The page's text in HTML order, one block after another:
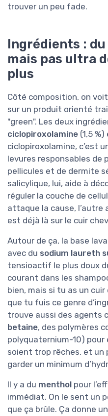
trouver un peu fade.
Ingrédients :
mais pas ultra
plus
Côté composition, on
sur un produit orienté
"green". Les deux
ciclopiroxolamine (1,5 %)
ciclopiroxolamine, c’est
levures responsables de
pellicules et de dermite
salicylique, lui, aide à
réguler la couche de
attaque la cause, l’autre
est déjà là sur le cuir
Autour de ça, la base
avec du sodium laureth
tensioactif le plus doux
courant dans les
bien, mais si tu as un
que tu fuis ce genre
trouve aussi des agents
betaine, des polymères
polyquaternium-10) pour
soient trop rêches, et un
garder un minimum
Il y a du menthol pour
immédiat. On le sent un
que ça brûle. Ça donne